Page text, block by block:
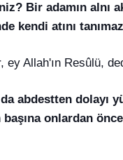
Bir adamın alnı
kendi atını
ey Allah'ın Resûlü,
abdestten dolayı
başına onlardan